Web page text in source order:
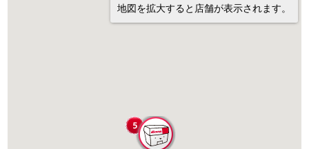
地図を拡大すると店舗が表示されます。